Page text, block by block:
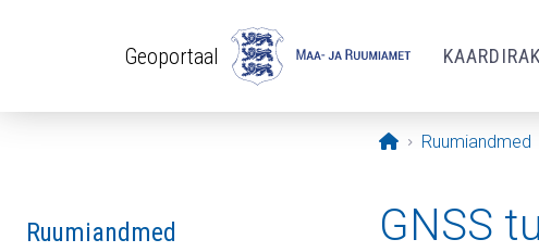
Geoportaal
Avaleht
Ruumiandmed
Ruumiandmed GNSS